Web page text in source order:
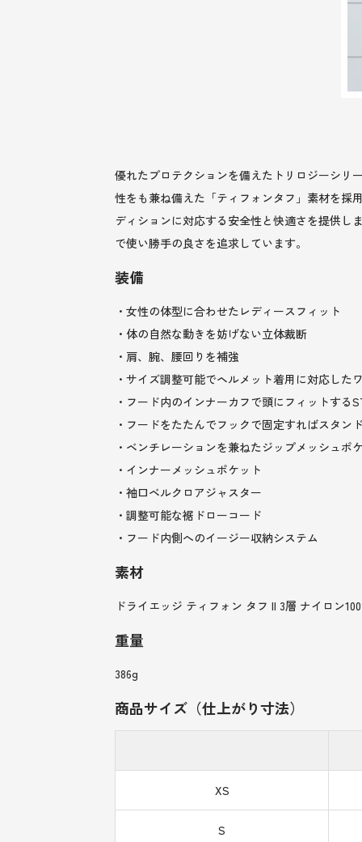
優れたプロテクションを備えたトリロジーシリ
性をも兼ね備えた「ティフォンタフ」素材を採
ディションに対応する安全性と快適さを提供し
で使い勝手の良さを追求しています。
装備
・女性の体型に合わせたレディースフィット
・体の自然な動きを妨げない立体裁断
・肩、腕、腰回りを補強
・サイズ調整可能でヘルメット着用に対応した
・フード内のインナーカフで頭にフィットする
・フードをたたんでフックで固定すればスタン
・ベンチレーションを兼ねたジップメッシュポ
・インナーメッシュポケット
・袖口ベルクロアジャスター
・調整可能な裾ドローコード
・フード内側へのイージー収納システム
素材
ドライエッジ ティフォン タフ II 3層 ナイロン
重量
386g
商品サイズ（仕上がり寸法）
XS
S